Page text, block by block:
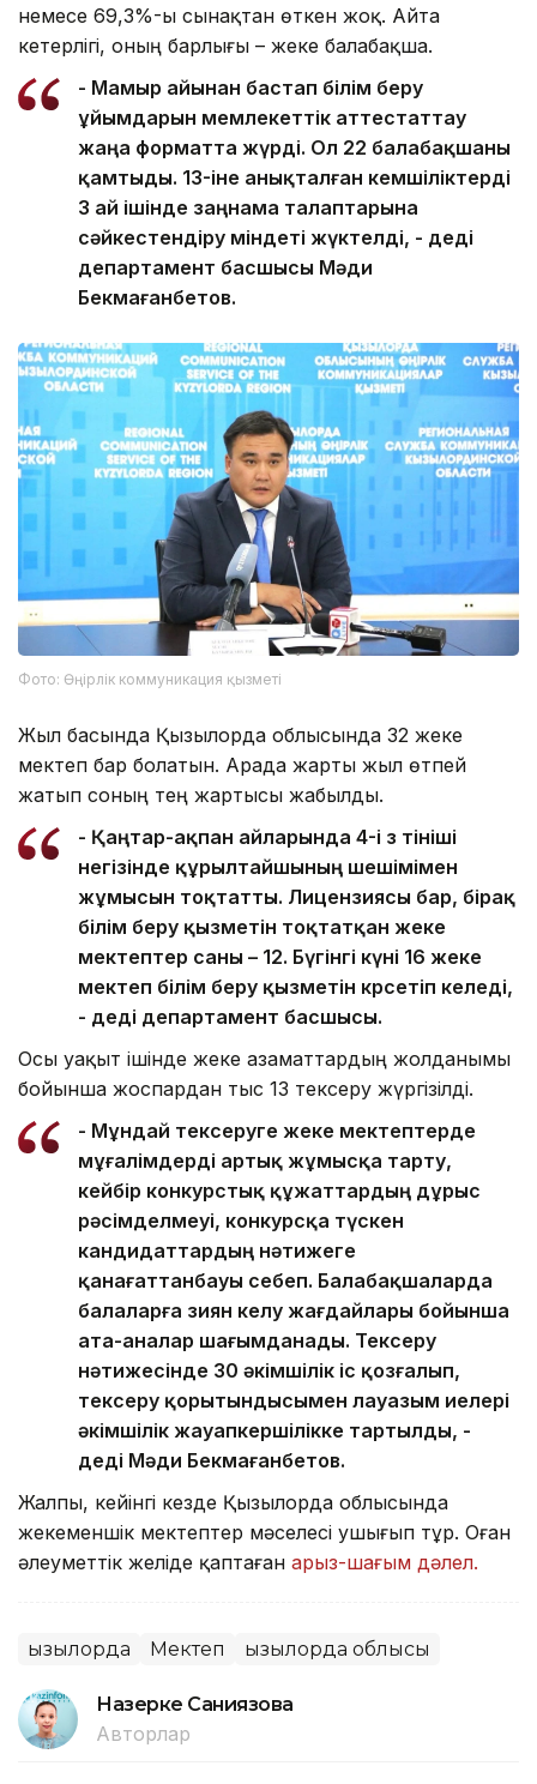
немесе 69,3%-ы сынақтан өткен жоқ. Айта
кетерлігі, оның барлығы – жеке балабақша.
- Мамыр айынан бастап білім беру
ұйымдарын мемлекеттік аттестаттау
жаңа форматта жүрді. Ол 22 балабақшаны
қамтыды. 13-іне анықталған кемшіліктерді
3 ай ішінде заңнама талаптарына
сәйкестендіру міндеті жүктелді, - деді
департамент басшысы Мәди
Бекмағанбетов.
Фото: Өңірлік коммуникация қызметі
Жыл басында Қызылорда облысында 32 жеке
мектеп бар болатын. Арада жарты жыл өтпей
жатып соның тең жартысы жабылды.
- Қаңтар-ақпан айларында 4-і өз өтініші
негізінде құрылтайшының шешімімен
жұмысын тоқтатты. Лицензиясы бар, бірақ
білім беру қызметін тоқтатқан жеке
мектептер саны – 12. Бүгінгі күні 16 жеке
мектеп білім беру қызметін көрсетіп келеді,
- деді департамент басшысы.
Осы уақыт ішінде жеке азаматтардың жолданымы
бойынша жоспардан тыс 13 тексеру жүргізілді.
- Мұндай тексеруге жеке мектептерде
мұғалімдерді артық жұмысқа тарту,
кейбір конкурстық құжаттардың дұрыс
рәсімделмеуі, конкурсқа түскен
кандидаттардың нәтижеге
қанағаттанбауы себеп. Балабақшаларда
балаларға зиян келу жағдайлары бойынша
ата-аналар шағымданады. Тексеру
нәтижесінде 30 әкімшілік іс қозғалып,
тексеру қорытындысымен лауазым иелері
әкімшілік жауапкершілікке тартылды, -
деді Мәди Бекмағанбетов.
Жалпы, кейінгі кезде Қызылорда облысында
жекеменшік мектептер мәселесі ушығып тұр. Оған
әлеуметтік желіде қаптаған арыз-шағым дәлел.
Қызылорда Мектеп Қызылорда облысы
Назерке Саниязова
Авторлар